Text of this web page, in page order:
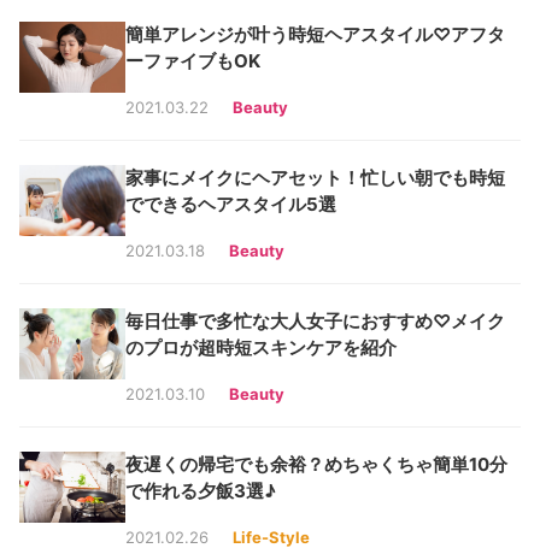
簡単アレンジが叶う時短ヘアスタイル♡アフタ
ーファイブもOK
2021.03.22 Beauty
家事にメイクにヘアセット！忙しい朝でも時短
でできるヘアスタイル5選
2021.03.18 Beauty
毎日仕事で多忙な大人女子におすすめ♡メイク
のプロが超時短スキンケアを紹介
2021.03.10 Beauty
夜遅くの帰宅でも余裕？めちゃくちゃ簡単10分
で作れる夕飯3選♪
2021.02.26 Life-Style